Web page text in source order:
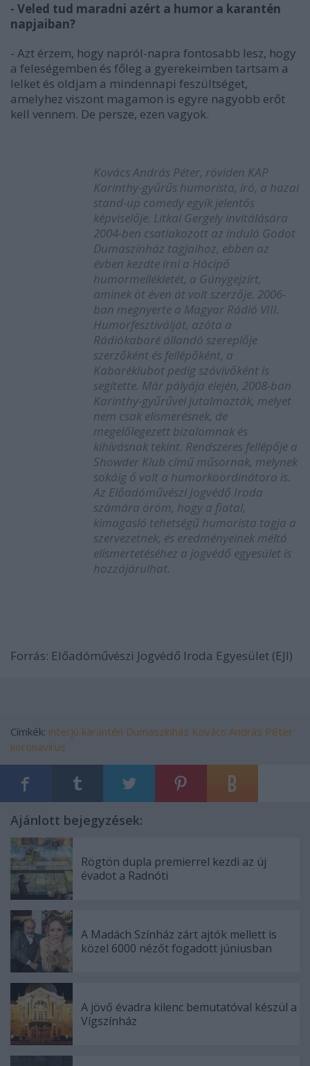
- Veled tud maradni azért a humor a karantén
napjaiban?
- Azt érzem, hogy napról-napra fontosabb lesz, hogy
a feleségemben és főleg a gyerekeimben tartsam a
lelket és oldjam a mindennapi feszültséget,
amelyhez viszont magamon is egyre nagyobb erőt
kell vennem. De persze, ezen vagyok.
Kovács András Péter, röviden KAP
Karinthy-gyűrűs humorista, író, a hazai
stand-up comedy egyik jelentős
képviselője. Litkai Gergely invitálására
2004-ben csatlakozott az induló Godot
Dumaszínház tagjaihoz, ebben az
évben kezdte írni a Hócipő
humormellékletét, a Gúnygejzírt,
aminek öt éven át volt szerzője. 2006-
ban megnyerte a Magyar Rádió VIII.
Humorfesztiválját, azóta a
Rádiókabaré állandó szereplője
szerzőként és fellépőként, a
Kabaréklubot pedig szóvivőként is
segítette. Már pályája elején, 2008-ban
Karinthy-gyűrűvel jutalmazták, melyet
nem csak elismerésnek, de
megelőlegezett bizalomnak és
kihívásnak tekint. Rendszeres fellépője a
Showder Klub című műsornak, melynek
sokáig ő volt a humorkoordinátora is.
Az Előadóművészi Jogvédő Iroda
számára öröm, hogy a fiatal,
kimagasló tehetségű humorista tagja a
szervezetnek, és eredményeinek méltó
elismertetéséhez a jogvédő egyesület is
hozzájárulhat.
Forrás: Előadóművészi Jogvédő Iroda Egyesület (EJI)
Címkék: interjú karantén Dumaszínház Kovács András Péter
koronavírus
Ajánlott bejegyzések:
Rögtön dupla premierrel kezdi az új
évadot a Radnóti
A Madách Színház zárt ajtók mellett is
közel 6000 nézőt fogadott júniusban
A jövő évadra kilenc bemutatóval készül a
Vígszínház